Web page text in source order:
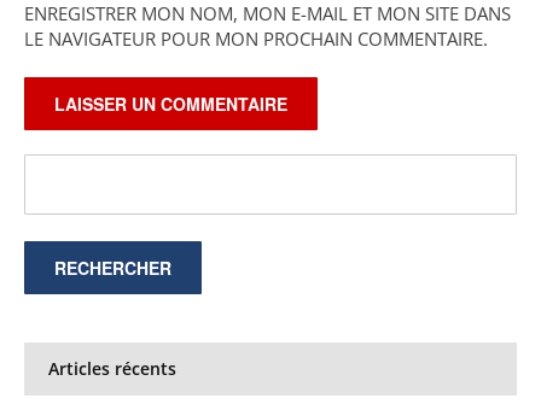
ENREGISTRER MON NOM, MON E-MAIL ET MON SITE DANS
LE NAVIGATEUR POUR MON PROCHAIN COMMENTAIRE.
Articles récents